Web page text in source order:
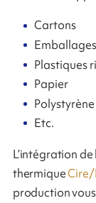
Cartons
Plastiques
Papier
Polystyrène
Etc.
L’intégration
thermiqueCire/
production